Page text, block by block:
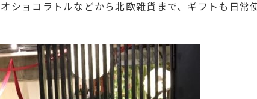
ショコラトルなどから北欧雑貨まで、 ギフトも日常